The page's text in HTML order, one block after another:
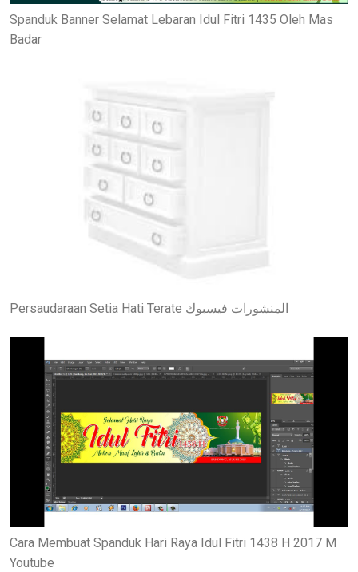
Spanduk Banner Selamat Lebaran Idul Fitri 1435 Oleh Mas
Badar
Persaudaraan Setia Hati Terate المنشورات فيسبوك
Cara Membuat Spanduk Hari Raya Idul Fitri 1438 H 2017 M
Youtube